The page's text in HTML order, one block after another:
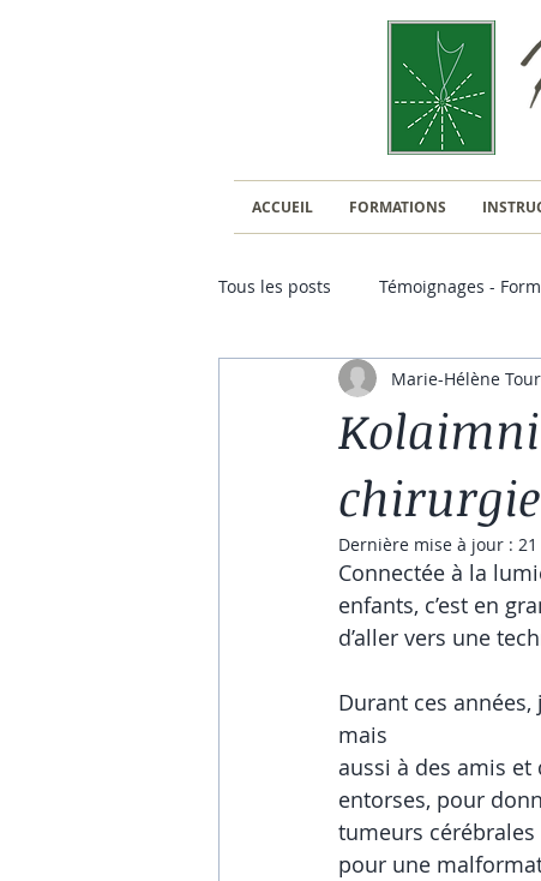
ACCUEIL FORMATIONS
Tous les posts Témoignages -
Kolaimni et ChirurgieMarie-Hélène
Dernière mise à jour :
Connectée à la
enfants, c’est en
d’aller vers une
Durant ces
mais
aussi à des amis et
entorses, pour
tumeurs
pour une